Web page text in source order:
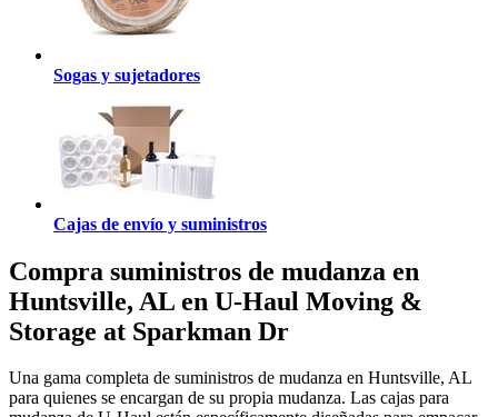
Sogas y sujetadores
Cajas de envío y suministros
Compra suministros de mudanza en
Huntsville, AL en U-Haul Moving &
Storage at Sparkman Dr
Una gama completa de suministros de mudanza en Huntsville, AL
para quienes se encargan de su propia mudanza. Las cajas para